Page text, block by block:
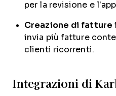
per la revisione e
Creazione di fatture
invia più fatture
clienti ricorrenti.
Integrazioni di